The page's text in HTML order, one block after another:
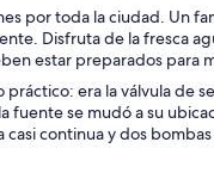
por toda la ciudad. Un
Disfruta de la fresca
estar preparados para
era la válvula de
fuente se mudó a su
casi continua y dos